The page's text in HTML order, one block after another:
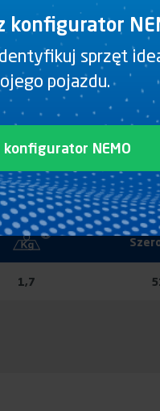
dla plandeki
1,7
konfigurator
sprzęt
pojazdu.
NEMO